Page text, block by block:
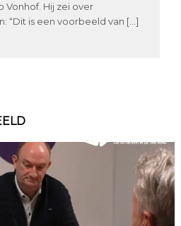
Vonhof. Hij zei over
“Dit is een voorbeeld van […]